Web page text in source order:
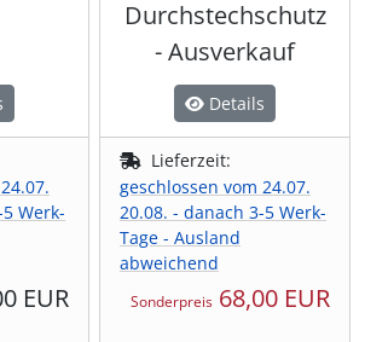
Werk-
EUR
Durchstechschutz
- Ausverkauf
Details
Lieferzeit:
geschlossen vom 24.07.
20.08. - danach 3-5 Werk-
Tage - Ausland
abweichend
Sonderpreis 68,00 EUR